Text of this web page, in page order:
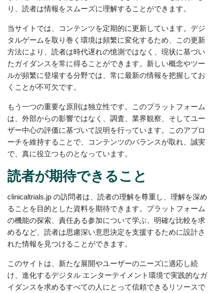
り、読者は情報をスムーズに理解することができます。
当サイトでは、コンテンツを定期的に更新しています。デジ
タルゲームを取り巻く環境は頻繁に変化するため、この更新
方法により、読者は時代遅れの憶測ではなく、現状に基づい
たガイダンスを常に得ることができます。新しい概念やツー
ルが頻繁に登場する分野では、常に最新の情報を把握してお
くことが不可欠です。
もう一つの重要な原則は独立性です。このプラットフォーム
は、外部からの影響ではなく、調査、業界観察、そしてユー
ザー中心の評価に基づいて説明を行っています。このアプロ
ーチを維持することで、コンテンツのバランスが取れ、誠実
で、真に役立つものとなっています。
読者が期待できること
clinicaltrials.jp の訪問者は、読者の理解を尊重し、理解を深め
ることを目的とした資料を期待できます。プラットフォーム
の機能の探索、責任ある参加について学ぶ、明確な比較を求
めるなど、読者は思慮深い意思決定を支援するために設計さ
れた情報を見つけることができます。
このサイトは、新たな展開やユーザーのニーズに適応し続
け、進化するデジタル エンターテイメント環境で実践的なガ
イダンスを求めるすべての人にとって信頼できるリソースで